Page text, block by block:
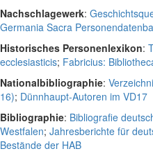
Nachschlagewerk:
Germania Sacra
Historisches Personenlexikon:
ecclesiasticis; Fabricius:
Nationalbibliographie:
16); Dünnhaupt-Autoren im VD17
Bibliographie: Bibliografie
Westfalen; Jahresberichte für
Bestände der HAB